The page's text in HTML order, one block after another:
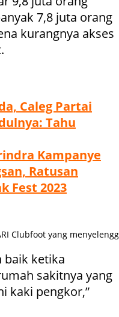
7,8 juta orang
kurangnya akses
Caleg Partai
Tahu
Kampanye
Ratusan
Fest 2023
Clubfoot yang
baik ketika
sakitnya yang
kaki pengkor,”